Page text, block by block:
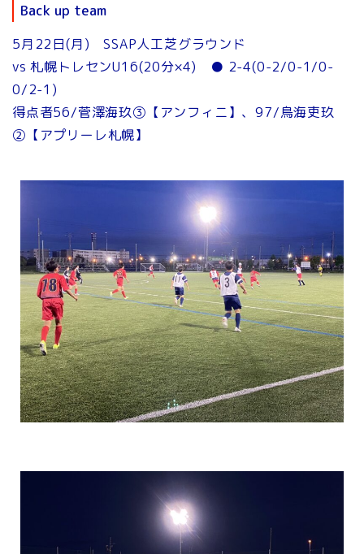
Back up team
5月22日(月) SSAP人工芝グラウンド
vs 札幌トレセンU16(20分×4) ● 2-4(0-2/0-1/0-
0/2-1)
得点者56/菅澤海玖③【アンフィニ】、97/鳥海吏玖
②【アプリーレ札幌】